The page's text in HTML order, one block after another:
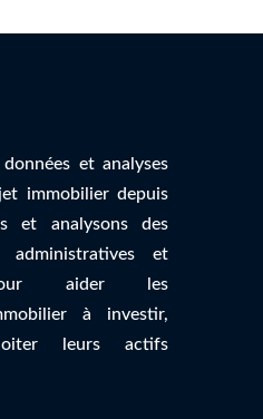
et analyses
immobilier depuis
et analysons des
administratives et
pour aider les
à investir,
leurs actifs